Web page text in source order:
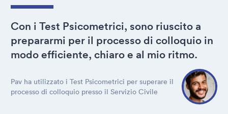
Con i Test Psicometrici, sono riuscito a
prepararmi per il processo di colloquio in
modo efficiente, chiaro e al mio ritmo.
Pav ha utilizzato i Test Psicometrici per superare il
processo di colloquio presso il Servizio Civile